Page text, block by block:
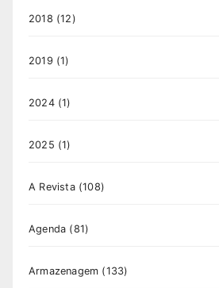
2018 (12)
2019 (1)
2024(1)
2025 (1)
A Revista(108)
Agenda (81)
Armazenagem (133)